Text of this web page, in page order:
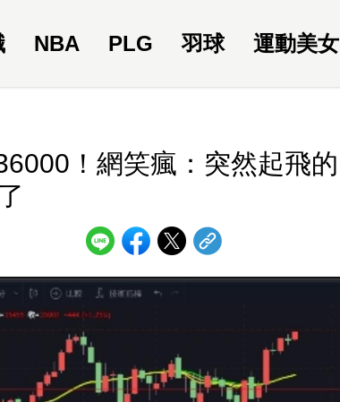
NBA PLG 羽球 運動美女
！網笑瘋：突然起飛的